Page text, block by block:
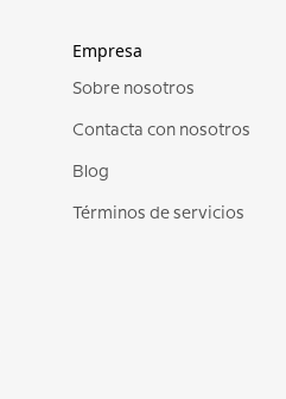
Empresa
Sobre nosotros
Contacta con nosotros
Blog
Términos de servicios